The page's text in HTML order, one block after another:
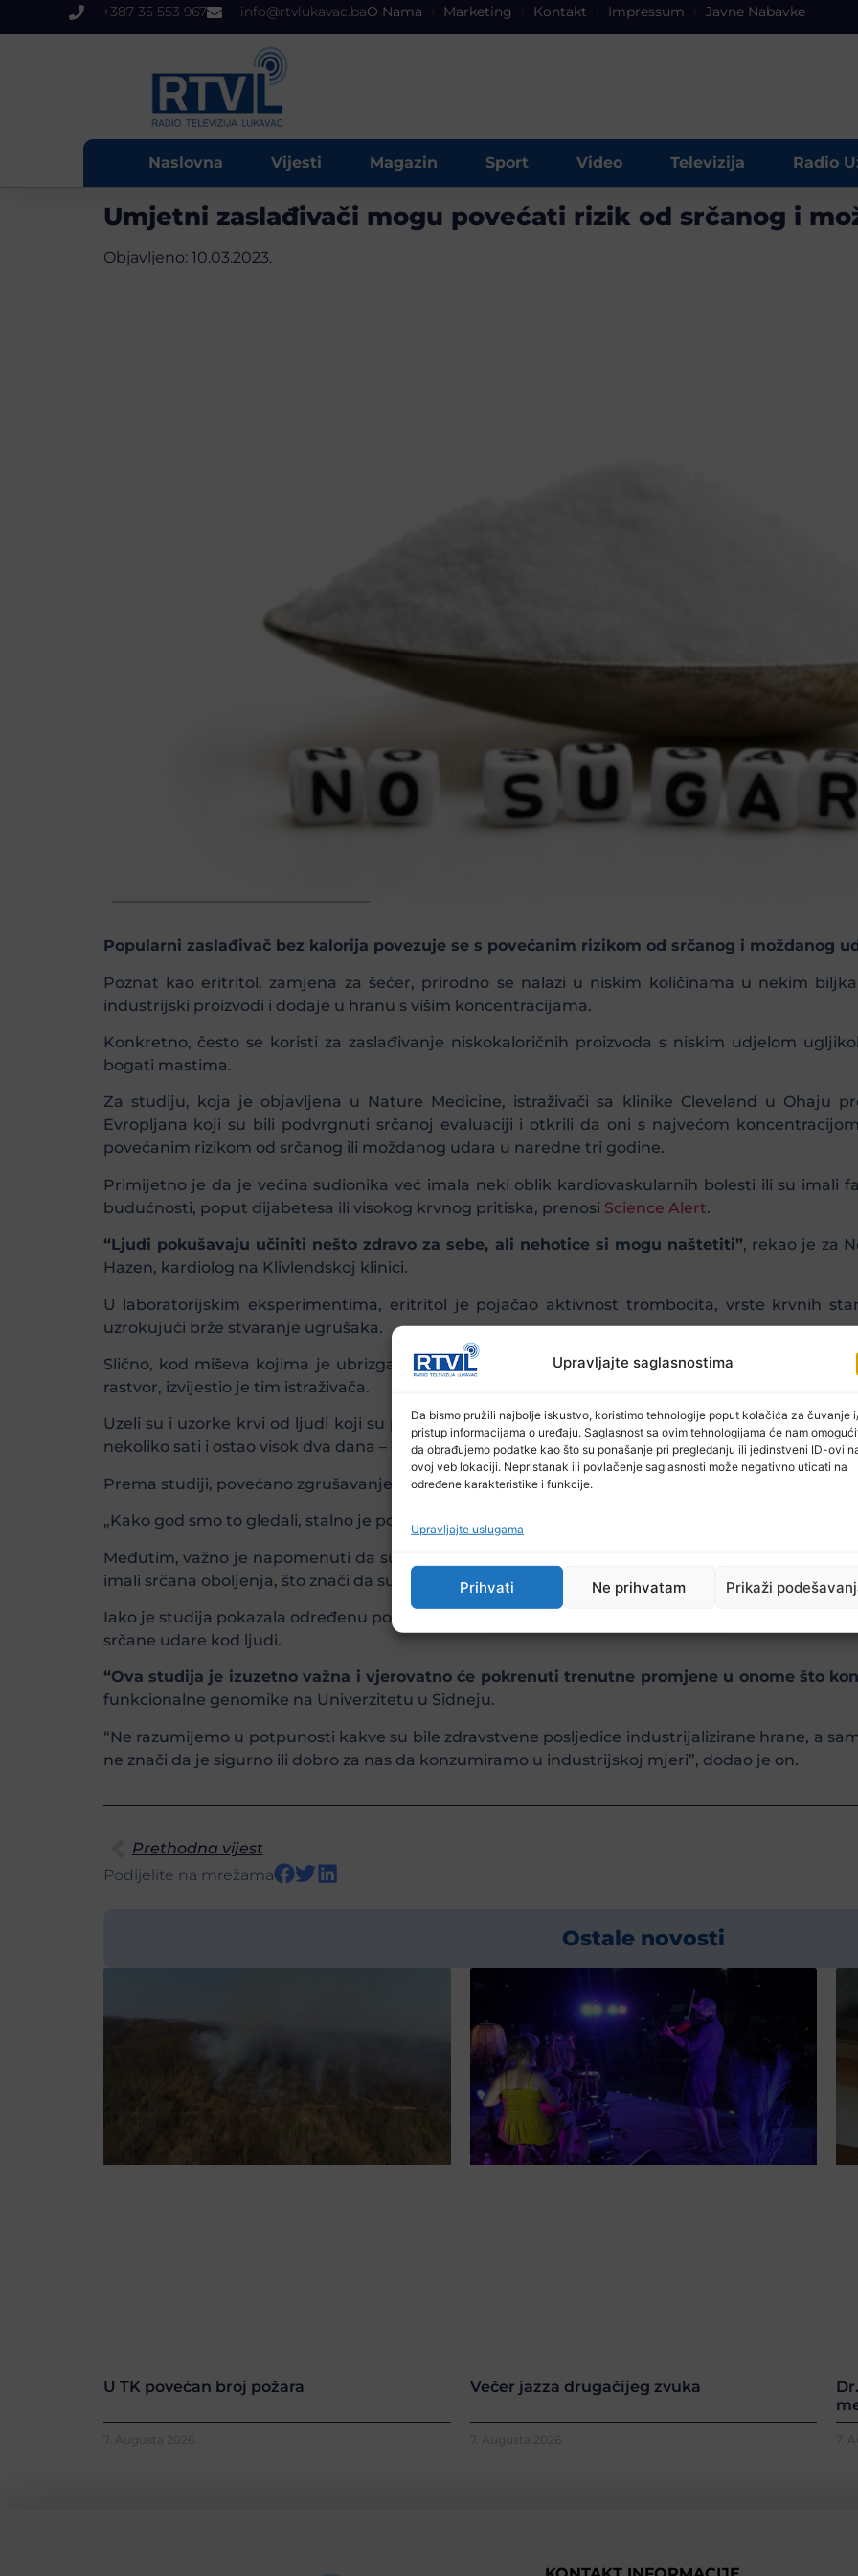
Upravljajte saglasnostima
Da bismo pružili najbolje iskustvo, koristimo tehnologije poput kolačića za čuvanje
pristup informacijama o uređaju. Saglasnost sa ovim tehnologijama će nam
da obrađujemo podatke kao što su ponašanje pri pregledanju ili jedinstveni ID-ovi
ovoj veb lokaciji. Nepristanak ili povlačenje saglasnosti može negativno uticati na
određene karakteristike i funkcije.
Upravljajte uslugama
Prihvati Ne prihvatam Prikaži
+387 35 553 967 info@rtvlukavac.baO Nama Marketing Kontakt Impressum Javne Nabavke
Naslovna Vijesti Magazin Sport Video Televizija Radio
Umjetni zaslađivači mogu povećati rizik od srčanog i
Objavljeno: 10.03.2023.
Popularni zaslađivač bez kalorija povezuje se s povećanim rizikom od srčanog i moždanog
Poznat kao eritritol, zamjena za šećer, prirodno se nalazi u niskim količinama u nekim
industrijski proizvodi i dodaje u hranu s višim koncentracijama.
Konkretno, često se koristi za zaslađivanje niskokaloričnih proizvoda s niskim udjelom
bogati mastima.
Za studiju, koja je objavljena u Nature Medicine, istraživači sa klinike Cleveland u Ohaju
Evropljana koji su bili podvrgnuti srčanoj evaluaciji i otkrili da oni s najvećom
povećanim rizikom od srčanog ili moždanog udara u naredne tri godine.
Primijetno je da je većina sudionika već imala neki oblik kardiovaskularnih bolesti ili su imali
budućnosti, poput dijabetesa ili visokog krvnog pritiska, prenosi Science Alert.
“Ljudi pokušavaju učiniti nešto zdravo za sebe, ali nehotice si mogu naštetiti”, rekao je za
Hazen, kardiolog na Klivlendskoj klinici.
U laboratorijskim eksperimentima, eritritol je pojačao aktivnost trombocita, vrste krvnih
uzrokujući brže stvaranje ugrušaka.
Slično, kod miševa kojima je ubrizgan eritritol, ugrušci su se formirali brže nakon ozljede
rastvor, izvijestio je tim istraživača.
Uzeli su i uzorke krvi od ljudi koji su pili pića zaslađena eritritolom i otkrili da je njihov nivo
nekoliko sati i ostao visok dva dana – dovoljno visok da bi mogao potencijalno uticati na njihovo
Prema studiji, povećano zgrušavanje ima potencijal da izazove srčani ili moždani udar jer se
„Kako god smo to gledali, stalno je pokazivao isti signal“, rekao je Hazen za New York Times.
Međutim, važno je napomenuti da su postojala neka ograničenja u studiji, posebno da su
imali srčana oboljenja, što znači da su već bili izloženi određenom riziku od srčanog i moždanog
Iako je studija pokazala određenu povezanost između stvaranja ugrušaka i eritritola, nije
srčane udare kod ljudi.
“Ova studija je izuzetno važna i vjerovatno će pokrenuti trenutne promjene u onome što
funkcionalne genomike na Univerzitetu u Sidneju.
“Ne razumijemo u potpunosti kakve su bile zdravstvene posljedice industrijalizirane hrane, a
ne znači da je sigurno ili dobro za nas da konzumiramo u industrijskoj mjeri”, dodao je on.
Prethodna vijest
Podijelite na mrežama
Ostale novosti
U TK povećan broj požara
7. Augusta 2026.
Večer jazza drugačijeg zvuka
7. Augusta 2026. 7.